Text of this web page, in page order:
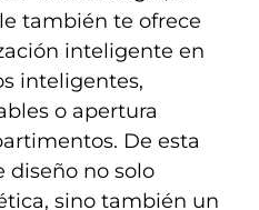
también te ofrece
inteligente en
inteligentes,
o apertura
De esta
diseño no solo
sino también un